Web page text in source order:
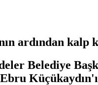
ardından kalp
Belediye